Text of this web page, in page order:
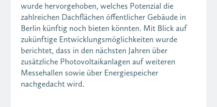
wurde hervorgehoben, welches Potenzial die
zahlreichen Dachflächen öffentlicher Gebäude in
Berlin künftig noch bieten könnten. Mit Blick auf
zukünftige Entwicklungsmöglichkeiten wurde
berichtet, dass in den nächsten Jahren über
zusätzliche Photovoltaikanlagen auf weiteren
Messehallen sowie über Energiespeicher
nachgedacht wird.